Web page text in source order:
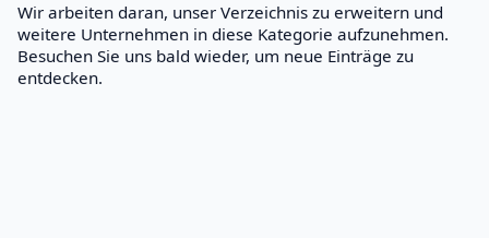
Wir arbeiten daran, unser Verzeichnis zu erweitern und
weitere Unternehmen in diese Kategorie aufzunehmen.
Besuchen Sie uns bald wieder, um neue Einträge zu
entdecken.